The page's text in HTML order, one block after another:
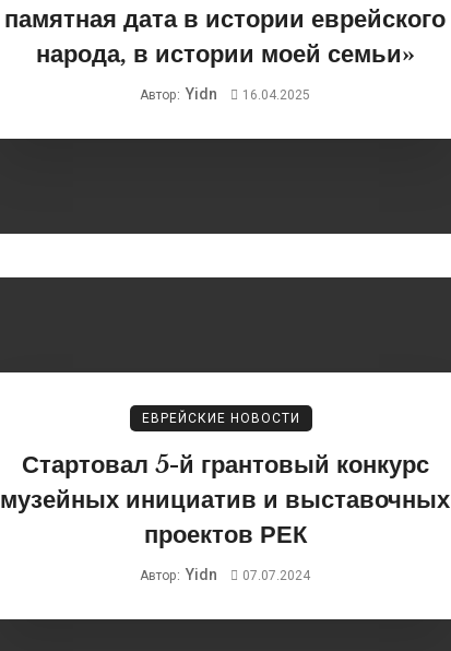
памятная дата в истории еврейского
народа, в истории моей семьи»
Автор: Yidn 16.04.2025
ЕВРЕЙСКИЕ НОВОСТИ
Стартовал 5-й грантовый конкурс
музейных инициатив и выставочных
проектов РЕК
Автор: Yidn 07.07.2024